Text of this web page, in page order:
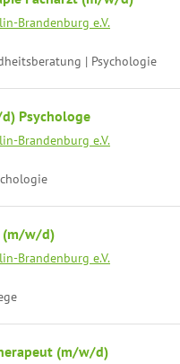
Brandenburg e.V.
| Psychologie
Psychologe
Brandenburg e.V.
(m/w/d)
Brandenburg e.V.
(m/w/d)